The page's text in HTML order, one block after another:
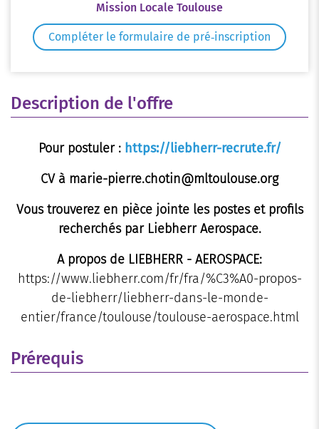
Description de l'offre
Pour postuler : https://liebherr-recrute.fr/
CV à marie-pierre.chotin@mltoulouse.org
Vous trouverez en pièce jointe les postes et profils
recherchés par Liebherr Aerospace.
A propos de LIEBHERR - AEROSPACE:
https://www.liebherr.com/fr/fra/%C3%A0-propos-
de-liebherr/liebherr-dans-le-monde-
entier/france/toulouse/toulouse-aerospace.html
Prérequis
Mission Locale Toulouse
Compléter le formulaire de pré‑inscription